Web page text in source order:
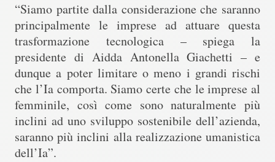
“Siamo partite dalla considerazione che saranno
principalmente le imprese ad attuare questa
trasformazione tecnologica – spiega la
presidente di Aidda Antonella Giachetti – e
dunque a poter limitare o meno i grandi rischi
che l’Ia comporta. Siamo certe che le imprese al
femminile, così come sono naturalmente più
inclini ad uno sviluppo sostenibile dell’azienda,
saranno più inclini alla realizzazione umanistica
dell’Ia”.